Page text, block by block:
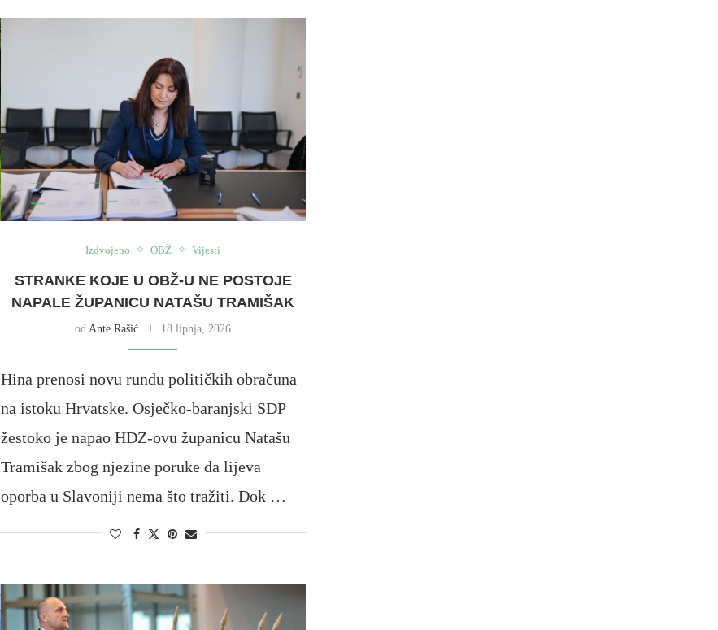
Izdvojeno OBŽ Vijesti
STRANKE KOJE U OBŽ-U NE POSTOJE
NAPALE ŽUPANICU NATAŠU TRAMIŠAK
od Ante Rašić 18 lipnja, 2026
Hina prenosi novu rundu političkih obračuna
na istoku Hrvatske. Osječko-baranjski SDP
žestoko je napao HDZ-ovu županicu Natašu
Tramišak zbog njezine poruke da lijeva
oporba u Slavoniji nema što tražiti. Dok …